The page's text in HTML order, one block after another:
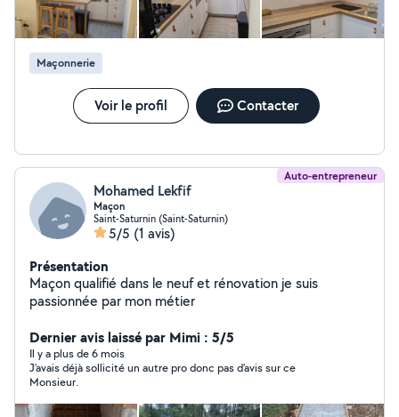
Maçonnerie
Voir le profil Contacter
Auto-entrepreneur
Mohamed Lekfif
Maçon
Saint-Saturnin (Saint-Saturnin)
5/5 (1 avis)
Présentation
Maçon qualifié dans le neuf et rénovation je suis
passionnée par mon métier
Dernier avis laissé par Mimi : 5/5
Il y a plus de 6 mois
J’avais déjà sollicité un autre pro donc pas d’avis sur ce
Monsieur.